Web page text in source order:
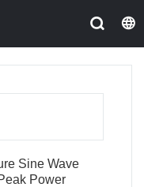
Sine Wave
Power